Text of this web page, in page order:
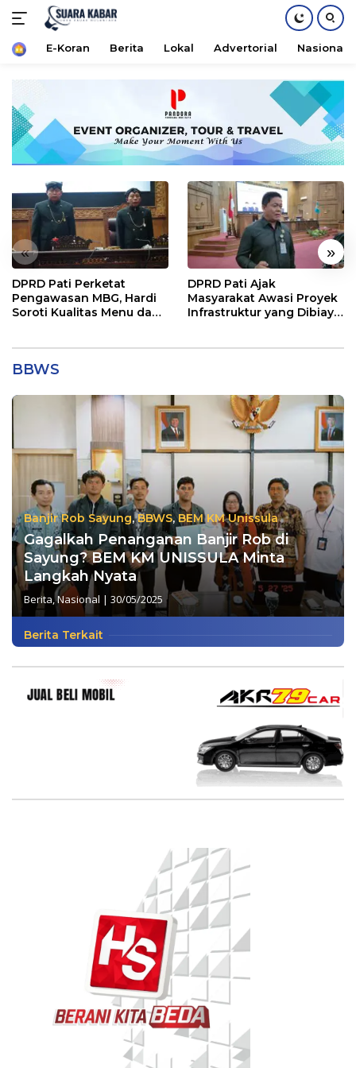
konten
HomeE-Koran Berita Lokal Advertorial Nasional
« »
DPRD Pati Perketat
Pengawasan MBG, Hardi
Soroti Kualitas Menu dan
DPRD Pati Ajak
Masyarakat Awasi Proyek
Infrastruktur yang Dibiayai
BBWS
Banjir Rob Sayung,BBWS,BEM KM Unissula
Gagalkah Penanganan Banjir Rob di
Sayung? BEM KM UNISSULA Minta
Langkah Nyata
Berita ,Nasional | 30/05/2025
Berita Terkait